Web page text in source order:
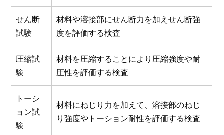
せん断
試験
材料や溶接部にせん断力を加えせん断強
度を評価する検査
圧縮試
験
材料を圧縮することにより圧縮強度や耐
圧性を評価する検査
トーシ
ョン試
験
材料にねじり力を加えて、溶接部のねじ
り強度やトーション耐性を評価する検査